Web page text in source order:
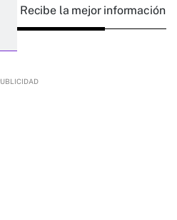
Recibe la mejor información